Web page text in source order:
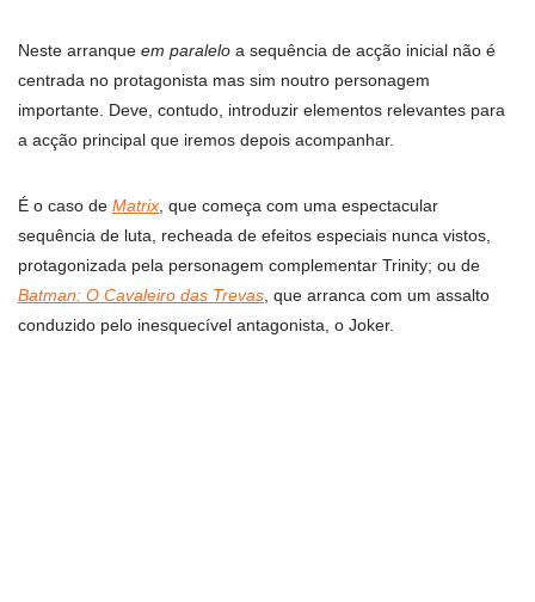
Neste arranque em paralelo a sequência de acção inicial não é
centrada no protagonista mas sim noutro personagem
importante. Deve, contudo, introduzir elementos relevantes para
a acção principal que iremos depois acompanhar.
É o caso de Matrix , que começa com uma espectacular
sequência de luta, recheada de efeitos especiais nunca vistos,
protagonizada pela personagem complementar Trinity; ou de
Batman: O Cavaleiro das Trevas , que arranca com um assalto
conduzido pelo inesquecível antagonista, o Joker.